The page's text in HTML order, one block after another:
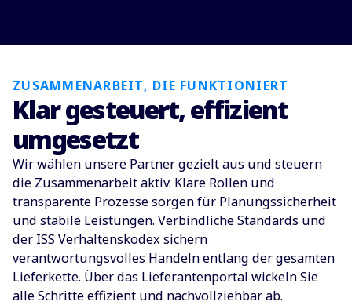
ZUSAMMENARBEIT, DIE FUNKTIONIERT
Klar gesteuert, effizient
umgesetzt
Wir wählen unsere Partner gezielt aus und steuern
die Zusammenarbeit aktiv. Klare Rollen und
transparente Prozesse sorgen für Planungssicherheit
und stabile Leistungen. Verbindliche Standards und
der ISS Verhaltenskodex sichern
verantwortungsvolles Handeln entlang der gesamten
Lieferkette. Über das Lieferantenportal wickeln Sie
alle Schritte effizient und nachvollziehbar ab.